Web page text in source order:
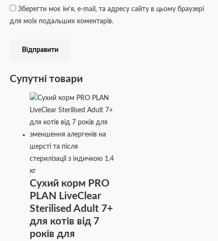
Зберегти моє ім'я, e-mail, та адресу сайту в цьому браузері
для моїх подальших коментарів.
Супутні товари
Сухий корм PRO
PLAN LiveClear
Sterilised Adult 7+
для котів від 7
років для